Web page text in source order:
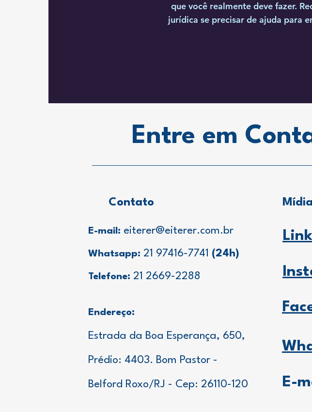
que você realmente deve fazer.
jurídica se precisar de ajuda para
Entre em
Contato
E-mail: eiterer@eiterer.com.br
Whatsapp: 21 97416-7741 (24h)
Telefone: 21 2669-2288
Endereço:
Estrada da Boa Esperança, 650,
Prédio: 4403. Bom Pastor -
Belford Roxo/RJ - Cep: 26110-120 E-